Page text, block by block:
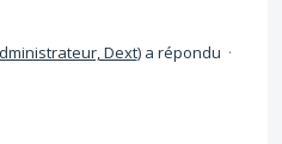
Dext)a répondu ·